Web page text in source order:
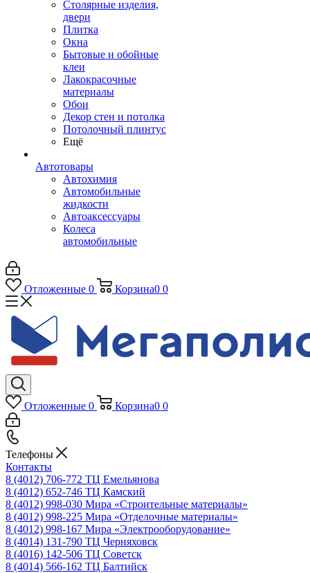
Столярные изделия,
двери
Плитка
Окна
Бытовые и обойные
клеи
Лакокрасочные
материалы
Обои
Декор стен и потолка
Потолочный плинтус
Ещё
Автотовары
Автохимия
Автомобильные
жидкости
Автоаксессуары
Колеса
автомобильные
Отложенные 0 Корзина0 0
Отложенные 0 Корзина0 0
Телефоны
Контакты
8 (4012) 706-772 ТЦ Емельянова
8 (4012) 652-746 ТЦ Камский
8 (4012) 998-030 Мира «Строительные материалы»
8 (4012) 998-225 Мира «Отделочные материалы»
8 (4012) 998-167 Мира «Электрооборудование»
8 (4014) 131-790 ТЦ Черняховск
8 (4016) 142-506 ТЦ Советск
8 (4014) 566-162 ТЦ Балтийск